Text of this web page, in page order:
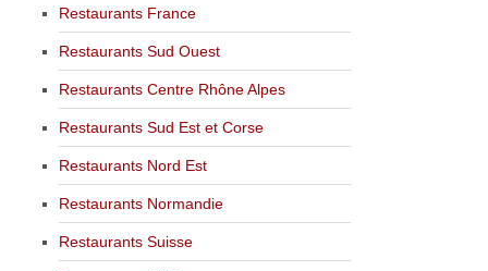
Restaurants France
Restaurants Sud Ouest
Restaurants Centre Rhône Alpes
Restaurants Sud Est et Corse
Restaurants Nord Est
Restaurants Normandie
Restaurants Suisse